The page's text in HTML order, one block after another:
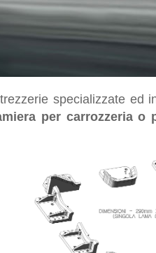
specializzate ed
per carrozzeria o